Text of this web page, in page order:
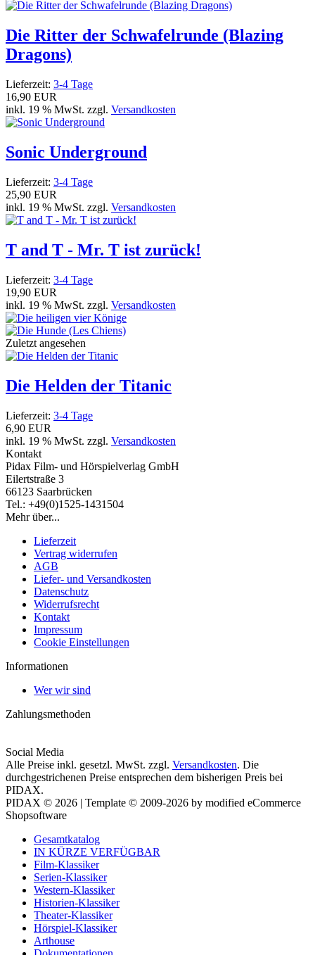
Die Ritter der Schwafelrunde (Blazing
Dragons)
Lieferzeit: 3-4 Tage
16,90 EUR
inkl. 19 % MwSt. zzgl. Versandkosten
Sonic Underground
Lieferzeit: 3-4 Tage
25,90 EUR
inkl. 19 % MwSt. zzgl. Versandkosten
T and T - Mr. T ist zurück!
Lieferzeit: 3-4 Tage
19,90 EUR
inkl. 19 % MwSt. zzgl. Versandkosten
Zuletzt angesehen
Die Helden der Titanic
Lieferzeit: 3-4 Tage
6,90 EUR
inkl. 19 % MwSt. zzgl. Versandkosten
Kontakt
Pidax Film- und Hörspielverlag GmbH
Eilertstraße 3
66123 Saarbrücken
Tel.: +49(0)1525-1431504
Mehr über...
Lieferzeit
Vertrag widerrufen
AGB
Liefer- und Versandkosten
Datenschutz
Widerrufsrecht
Kontakt
Impressum
Cookie Einstellungen
Informationen
Wer wir sind
Zahlungsmethoden
Social Media
Alle Preise inkl. gesetzl. MwSt. zzgl. Versandkosten. Die
durchgestrichenen Preise entsprechen dem bisherigen Preis bei
PIDAX.
PIDAX © 2026 | Template © 2009-2026 by modified eCommerce
Shopsoftware
Gesamtkatalog
IN KÜRZE VERFÜGBAR
Film-Klassiker
Serien-Klassiker
Western-Klassiker
Historien-Klassiker
Theater-Klassiker
Hörspiel-Klassiker
Arthouse